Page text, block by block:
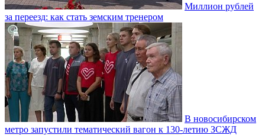
Миллион рублей
за переезд: как стать земским тренером
В новосибирском
метро запустили тематический вагон к 130-летию ЗСЖД